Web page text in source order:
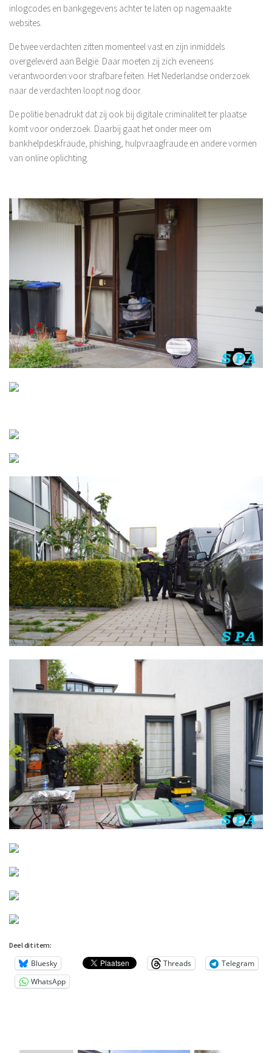
inlogcodes en bankgegevens achter te laten op nagemaakte
websites.
De twee verdachten zitten momenteel vast en zijn inmiddels
overgeleverd aan België. Daar moeten zij zich eveneens
verantwoorden voor strafbare feiten. Het Nederlandse onderzoek
naar de verdachten loopt nog door.
De politie benadrukt dat zij ook bij digitale criminaliteit ter plaatse
komt voor onderzoek. Daarbij gaat het onder meer om
bankhelpdeskfraude, phishing, hulpvraagfraude en andere vormen
van online oplichting.
Deel dit item:
Bluesky Threads
Telegram
WhatsApp